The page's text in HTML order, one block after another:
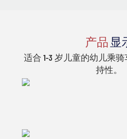
产品显
适合 1-3 岁儿童的幼儿乘
持性。